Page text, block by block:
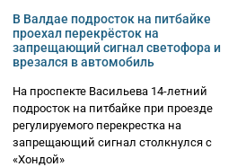
В Валдае подросток на питбайке
проехал перекрёсток на
запрещающий сигнал светофора и
врезался в автомобиль
На проспекте Васильева 14-летний
подросток на питбайке при проезде
регулируемого перекрестка на
запрещающий сигнал столкнулся с
«Хондой»